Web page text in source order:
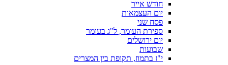
חודש אייר
יום העצמאות
פסח שני
ספירת העומר, ל"ג בעומר
יום ירושלים
שבועות
י"ז בתמוז, תקופת בין המצרים